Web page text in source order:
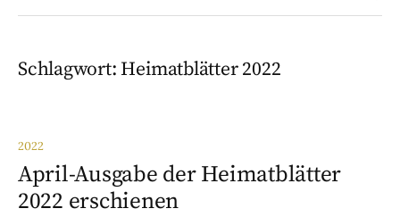
Schlagwort: Heimatblätter 2022
2022
April-Ausgabe der Heimatblätter
2022 erschienen